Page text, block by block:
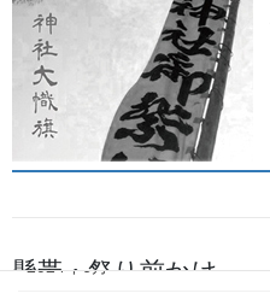
2025年7月
2025年6月
2025年5月
2024年11月
2024年6月
懸帯・祭り前かけ